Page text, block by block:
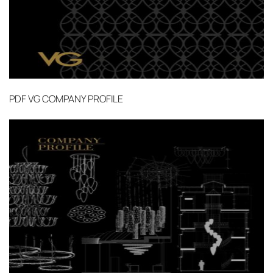
от удалённости объекта и варьируются от 5 до
10 рабочих дней. Возможна срочная доставка
при наличии свободных логистических
ресурсов.
Управление логистикой и контроль
качества
Каждый заказ отслеживается в режиме
реального времени через систему GPS-
мониторинга. Наша команда логистических
специалистов с опытом работы в
международной доставке обеспечивает
полную сохранность груза, соблюдение
температурного режима и защиту от
механических повреждений на всех этапах
маршрута.
PDFVG COMPANY PROFILE